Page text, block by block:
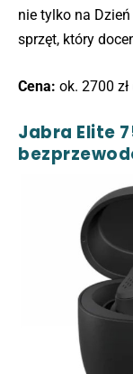
nie tylko na
sprzęt, który
Cena: ok. 2700
Jabra Elite